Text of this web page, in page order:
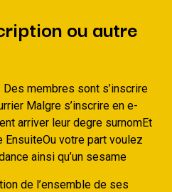
ou autre
membres sont s’inscrire
Malgre s’inscrire en e-
arriver leur degre surnomEt
votre part voulez
ainsi qu’un sesame
de l’ensemble de ses